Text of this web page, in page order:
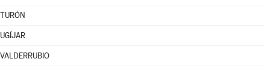
TURÓN
UGÍJAR
VALDERRUBIO